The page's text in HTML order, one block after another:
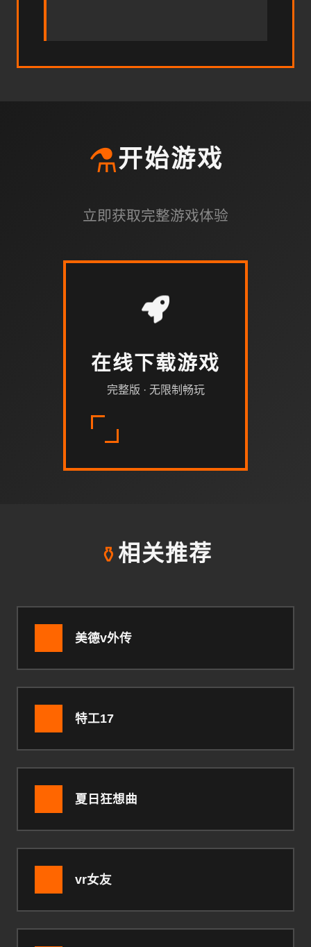
⚗️开始游戏
立即获取完整游戏体验
在线下载游戏
完整版 · 无限制畅玩
⚱️ 相关推荐
美德v外传
特工17
夏日狂想曲
vr女友